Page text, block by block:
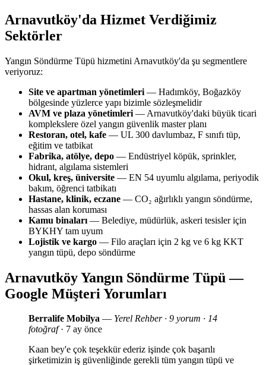
Arnavutköy'da Hizmet Verdiğimiz
Sektörler
Yangın Söndürme Tüpü hizmetini Arnavutköy'da şu segmentlere
veriyoruz:
Site ve apartman yönetimleri — Hadımköy, Boğazköy
bölgesinde yüzlerce yapı bizimle sözleşmelidir
AVM ve plaza yönetimleri — Arnavutköy'daki büyük ticari
komplekslere özel yangın güvenlik master planı
Restoran, otel, kafe — UL 300 davlumbaz, F sınıfı tüp,
eğitim ve tatbikat
Fabrika, atölye, depo — Endüstriyel köpük, sprinkler,
hidrant, algılama sistemleri
Okul, kreş, üniversite — EN 54 uyumlu algılama, periyodik
bakım, öğrenci tatbikatı
Hastane, klinik, eczane — CO₂ ağırlıklı yangın söndürme,
hassas alan koruması
Kamu binaları — Belediye, müdürlük, askeri tesisler için
BYKHY tam uyum
Lojistik ve kargo — Filo araçları için 2 kg ve 6 kg KKT
yangın tüpü, depo söndürme
Arnavutköy Yangın Söndürme Tüpü —
Google Müşteri Yorumları
Berralife Mobilya — Yerel Rehber · 9 yorum · 14
fotoğraf· 7 ay önce
Kaan bey'e çok teşekkür ederiz işinde çok başarılı
şirketimizin iş güvenliğinde gerekli tüm yangın tüpü ve